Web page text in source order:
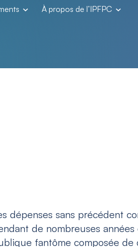
À propos de l’IPFPC
dépenses sans précédent
de nombreuses
fantôme composée de